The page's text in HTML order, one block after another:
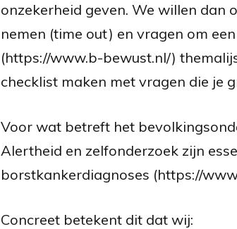
onzekerheid geven. We willen dan
nemen (time out) en vragen om
(https://www.b-bewust.nl/)
checklist maken met vragen die je
Voor wat betreft het
Alertheid en zelfonderzoek zijn
borstkankerdiagnoses (https://
Concreet betekent dit dat wij: